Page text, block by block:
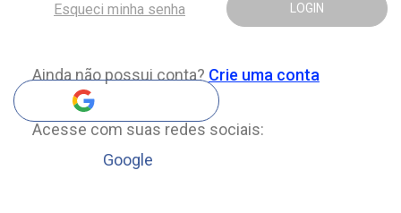
LOGIN
Esqueci minha senha
Ainda não possui conta? Crie uma conta
Acesse com suas redes sociais:
Google